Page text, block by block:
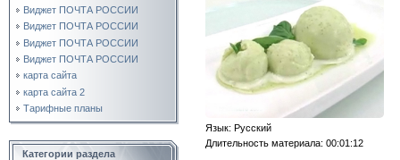
Виджет ПОЧТА РОССИИ
Виджет ПОЧТА РОССИИ
Виджет ПОЧТА РОССИИ
Виджет ПОЧТА РОССИИ
карта сайта
карта сайта 2
Тарифные планы
Категории раздела
Язык: Русский
Длительность материала: 00:01:12